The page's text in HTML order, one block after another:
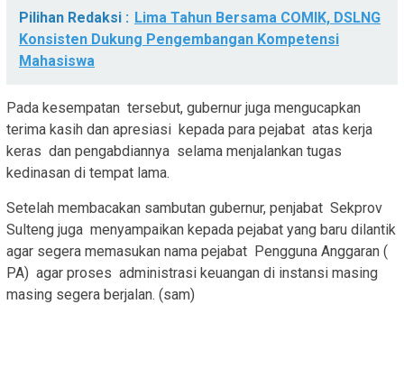
Pilihan Redaksi : Lima Tahun Bersama COMIK, DSLNG
Konsisten Dukung Pengembangan Kompetensi
Mahasiswa
Pada kesempatan tersebut, gubernur juga mengucapkan
terima kasih dan apresiasi kepada para pejabat atas kerja
keras dan pengabdiannya selama menjalankan tugas
kedinasan di tempat lama.
Setelah membacakan sambutan gubernur, penjabat Sekprov
Sulteng juga menyampaikan kepada pejabat yang baru dilantik
agar segera memasukan nama pejabat Pengguna Anggaran (
PA) agar proses administrasi keuangan di instansi masing
masing segera berjalan. (sam)